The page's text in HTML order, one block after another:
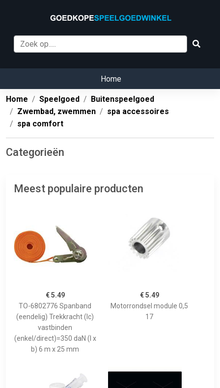
Home
Home Speelgoed
Buitenspeelgoed
Zwembad, zwemmen
spa accessoires
spa comfort
Categorieën
Meest populaire producten
€ 5.49
TO-6802776 Spanband
(eendelig) Trekkracht (lc)
vastbinden
(enkel/direct)=350 daN (l x
b) 6 m x 25 mm
€ 5.49
Motorrondsel module 0,5
17